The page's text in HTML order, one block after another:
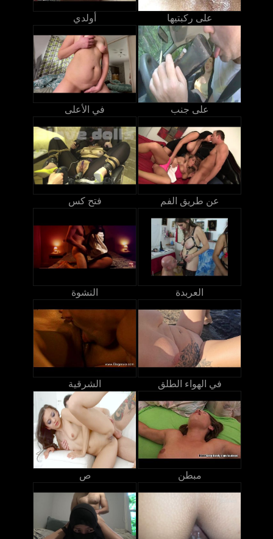
أولدي على ركبتيها
في الأعلى على جنب
فتح كس عن طريق الفم
النشوة العربدة
الشرقية في الهواء الطلق
ص مبطن